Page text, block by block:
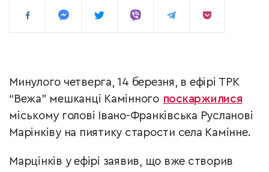
Минулого четверга, 14 березня, в ефірі ТРК
“Вежа” мешканці Камінного поскаржилися
міському голові Івано-Франківська Русланові
Марінківу на пиятику старости села Камінне.
Марцінків у ефірі заявив, що вже створив